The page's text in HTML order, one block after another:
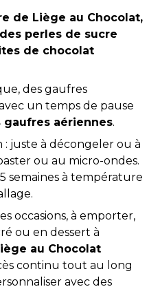
de Liège au Chocolat,
perles de sucre
de chocolat
des gaufres
un temps de pause
gaufres aériennes.
juste à décongeler ou à
ou au micro-ondes.
semaines à température
occasions, à emporter,
ou en dessert à
au Chocolat
continu tout au long
avec des